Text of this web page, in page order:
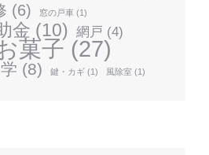
(6) 窓の戸車 (1)
金 (10) 網戸 (4)
菓子(27)
(8) 鍵・カギ (1) 風除室 (1)